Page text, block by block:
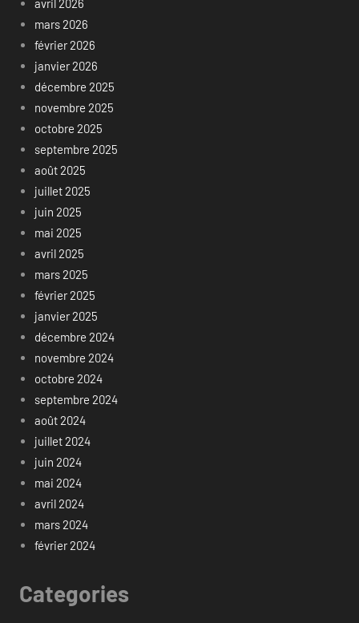
avril 2026
mars 2026
février 2026
janvier 2026
décembre 2025
novembre 2025
octobre 2025
septembre 2025
août 2025
juillet 2025
juin 2025
mai 2025
avril 2025
mars 2025
février 2025
janvier 2025
décembre 2024
novembre 2024
octobre 2024
septembre 2024
août 2024
juillet 2024
juin 2024
mai 2024
avril 2024
mars 2024
février 2024
Categories